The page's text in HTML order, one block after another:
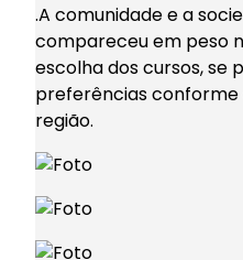
.A comunidade e a
compareceu em peso
escolha dos cursos, se
preferências
região.